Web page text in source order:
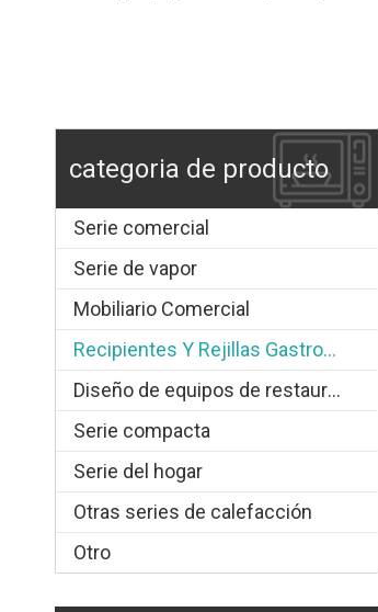
categoria de producto
Serie comercial
Serie de vapor
Mobiliario Comercial
Recipientes Y Rejillas Gastronorm
Diseño de equipos de restauración.
Serie compacta
Serie del hogar
Otras series de calefacción
Otro